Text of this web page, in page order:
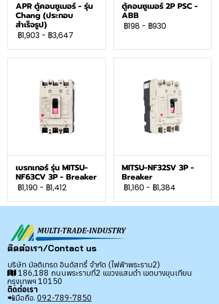
APR ตู้คอนซูเมอร์ - รุ่น
Chang (ประกอบ
สำเร็จรูป)
฿1,903 - ฿3,647
ตู้คอนซูเมอร์ 2P PSC -
ABB
฿198 - ฿930
เบรกเกอร์ รุ่น MITSU-
NF63CV 3P - Breaker
฿1,190 - ฿1,412
MITSU-NF32SV 3P -
Breaker
฿1,160 - ฿1,384
ติดต่อเรา/Contact us
บริษัท มัลติเทรด อินดัสทรี้ จำกัด (ไฟฟ้าพระราม2)
186,188 ถนนพระรามที่2 แขวงแสมดำ เขตบางขุนเทียน
กรุงเทพฯ 10150
ติดต่อเรา
📲มือถือ. 092-789-7850